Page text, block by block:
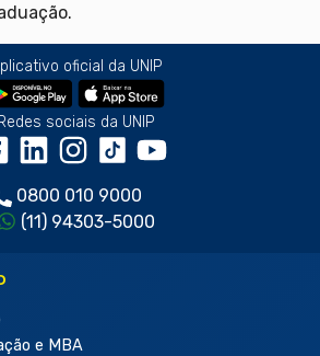
oficial da UNIP
sociais da UNIP
0800 010 9000
(11) 94303-5000
e MBA